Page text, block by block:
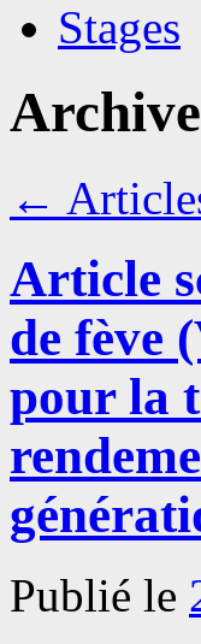
Stages
←
Article
de fève
pour la
Publié le